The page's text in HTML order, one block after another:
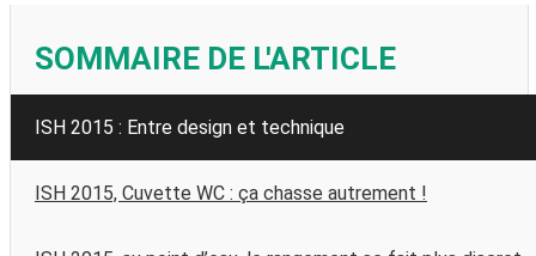
SOMMAIRE DE L'ARTICLE
ISH 2015 : Entre design et technique
ISH 2015, Cuvette WC : ça chasse autrement !